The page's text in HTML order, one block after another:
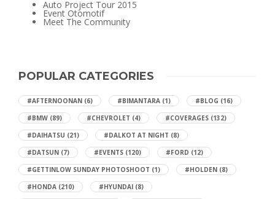
Auto Project Tour 2015
Event Otomotif
Meet The Community
POPULAR CATEGORIES
#AFTERNOONAN (6) #BIMANTARA (1) #BLOG (16)
#BMW (89) #CHEVROLET (4) #COVERAGES (132)
#DAIHATSU (21) #DALKOT AT NIGHT (8)
#DATSUN (7) #EVENTS (120) #FORD (12)
#GETTINLOW SUNDAY PHOTOSHOOT (1) #HOLDEN (8)
#HONDA (210) #HYUNDAI (8)